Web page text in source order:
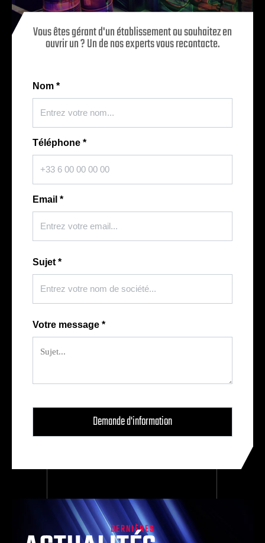
Vous êtes gérant d'un établissement ou souhaitez en
ouvrir un ? Un de nos experts vous recontacte.
Nom *
Téléphone *
Email *
Sujet *
Votre message *
DERNIÈRES